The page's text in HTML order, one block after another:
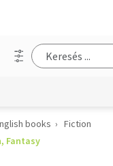
books
Fiction
Fantasy